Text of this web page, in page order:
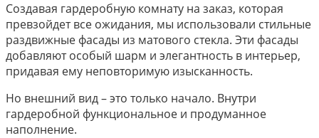
Создавая гардеробную комнату на заказ, которая
превзойдет все ожидания, мы использовали стильные
раздвижные фасады из матового стекла. Эти фасады
добавляют особый шарм и элегантность в интерьер,
придавая ему неповторимую изысканность.
Но внешний вид – это только начало. Внутри
гардеробной функциональное и продуманное
наполнение.